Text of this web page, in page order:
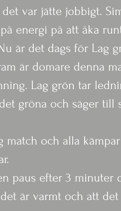
det var jätte jobbigt.
energi på att åka
är det dags för Lag
är domare denna
Lag grön tar
gröna och säger
match och alla
paus efter 3 minuter
det är varmt och att